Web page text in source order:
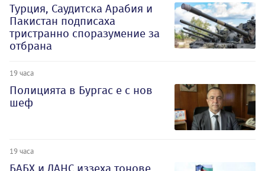
Турция, Саудитска Арабия и
Пакистан подписаха
тристранно споразумение за
отбрана
19 часа
Полицията в Бургас е с нов
шеф
19 часа